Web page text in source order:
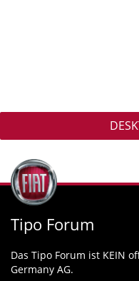
Tipo Forum
Das Tipo Forum ist KEIN
Germany AG.